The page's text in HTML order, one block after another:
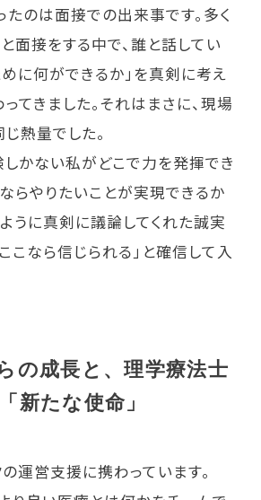
のは面接での出来事です。多く
面接をする中で、誰と話してい
に何ができるか」を真剣に考え
てきました。それはまさに、現場
熱量でした。
かない私がどこで力を発揮でき
らやりたいことが実現できるか
うに真剣に議論してくれた誠実
こなら信じられる」と確信して入
の成長と、理学療法士
新たな使命」
運営支援に携わっています。